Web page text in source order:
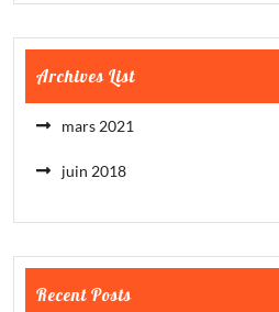
Archives List
mars 2021
juin 2018
Recent Posts